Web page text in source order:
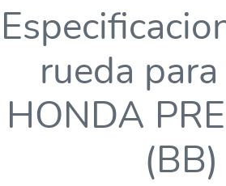
rueda
HONDA
(BB)